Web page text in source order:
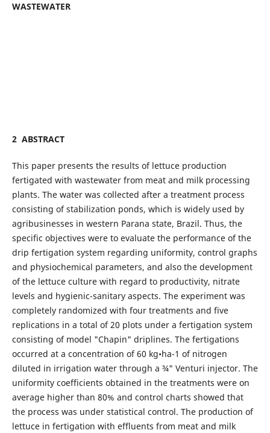
WASTEWATER
2 ABSTRACT
This paper presents the results of lettuce production
fertigated with wastewater from meat and milk processing
plants. The water was collected after a treatment process
consisting of stabilization ponds, which is widely used by
agribusinesses in western Parana state, Brazil. Thus, the
specific objectives were to evaluate the performance of the
drip fertigation system regarding uniformity, control graphs
and physiochemical parameters, and also the development
of the lettuce culture with regard to productivity, nitrate
levels and hygienic-sanitary aspects. The experiment was
completely randomized with four treatments and five
replications in a total of 20 plots under a fertigation system
consisting of model "Chapin" driplines. The fertigations
occurred at a concentration of 60 kg•ha-1 of nitrogen
diluted in irrigation water through a ¾" Venturi injector. The
uniformity coefficients obtained in the treatments were on
average higher than 80% and control charts showed that
the process was under statistical control. The production of
lettuce in fertigation with effluents from meat and milk